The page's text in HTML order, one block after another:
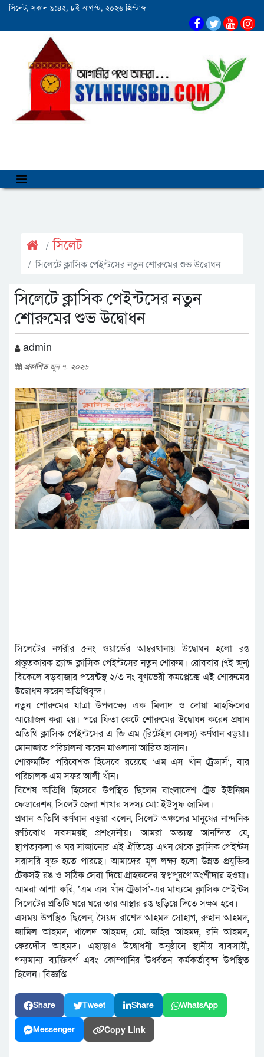
সিলেট, সকাল ৯:৪২, ৮ই আগস্ট, ২০২৬ খ্রিস্টাব্দ
সিলেট
সিলেটে ক্লাসিক পেইন্টসের নতুন শোরুমের শুভ উদ্বোধন
সিলেটে ক্লাসিক পেইন্টসের নতুন
শোরুমের শুভ উদ্বোধন
admin
প্রকাশিতজুন ৭, ২০২৬
সিলেটের নগরীর ৫নং ওয়ার্ডের আম্বরখানায় উদ্বোধন হলো রঙ
প্রস্তুতকারক ব্র্যান্ড ক্লাসিক পেইন্টসের নতুন শোরুম। রোববার (৭ই জুন)
বিকেলে বড়বাজার পয়েন্টস্থ ২/৩ নং যুগভেরী কমপ্লেক্সে এই শোরুমের
উদ্বোধন করেন অতিথিবৃন্দ।
নতুন শোরুমের যাত্রা উপলক্ষ্যে এক মিলাদ ও দোয়া মাহফিলের
আয়োজন করা হয়। পরে ফিতা কেটে শোরুমের উদ্বোধন করেন প্রধান
অতিথি ক্লাসিক পেইন্টসের এ জি এম (রিটেইল সেলস্) কর্ণধান বড়ুয়া।
মোনাজাত পরিচালনা করেন মাওলানা আরিফ হাসান।
শোরুমটির পরিবেশক হিসেবে রয়েছে ‘এম এস খাঁন ট্রেডার্স’, যার
পরিচালক এম সফর আলী খাঁন।
বিশেষ অতিথি হিসেবে উপস্থিত ছিলেন বাংলাদেশ ট্রেড ইউনিয়ন
ফেডারেশন, সিলেট জেলা শাখার সদস্য মো: ইউসুফ জামিল।
প্রধান অতিথি কর্ণধান বড়ুয়া বলেন, সিলেট অঞ্চলের মানুষের নান্দনিক
রুচিবোধ সবসময়ই প্রশংসনীয়। আমরা অত্যন্ত আনন্দিত যে,
স্থাপত্যকলা ও ঘর সাজানোর এই ঐতিহ্যে এখন থেকে ক্লাসিক পেইন্টস
সরাসরি যুক্ত হতে পারছে। আমাদের মূল লক্ষ্য হলো উন্নত প্রযুক্তির
টেকসই রঙ ও সঠিক সেবা দিয়ে গ্রাহকদের স্বপ্নপূরণে অংশীদার হওয়া।
আমরা আশা করি, ‘এম এস খাঁন ট্রেডার্স’-এর মাধ্যমে ক্লাসিক পেইন্টস
সিলেটের প্রতিটি ঘরে ঘরে তার আস্থার রঙ ছড়িয়ে দিতে সক্ষম হবে।
এসময় উপস্থিত ছিলেন, সৈয়দ রাশেদ আহমদ সোহাগ, রুহান আহমদ,
জামিল আহমদ, খালেদ আহমদ, মো. জহির আহমদ, রনি আহমদ,
ফেরদৌস আহমদ। এছাড়াও উদ্বোধনী অনুষ্ঠানে স্থানীয় ব্যবসায়ী,
গন্যমান্য ব্যক্তিবর্গ এবং কোম্পানির ঊর্ধ্বতন কর্মকর্তাবৃন্দ উপস্থিত
ছিলেন। বিজ্ঞপ্তি
Share Tweet Share WhatsApp
Messenger Copy Link